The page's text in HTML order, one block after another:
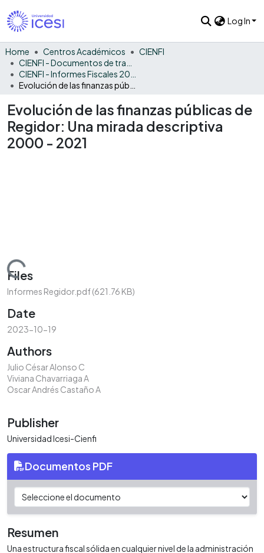
Log In
Home Centros Académicos
CIENFI
Evolución de las finanzas públicas de
Regidor: Una mirada descriptiva
2000 - 2021
Loading...
Files
Informes Regidor.pdf(621.76 KB)
Date
2023-10-19
Authors
Julio César Alonso C
Viviana Chavarriaga A
Oscar Andrés Castaño A
Publisher
Universidad Icesi-Cienfi
Documentos PDF
Resumen
Una estructura fiscal sólida en cualquier nivel de la administración